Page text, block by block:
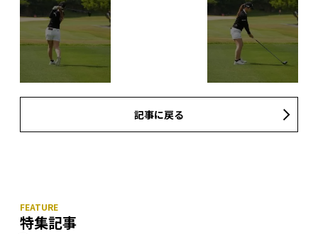
記事に戻る
特集記事